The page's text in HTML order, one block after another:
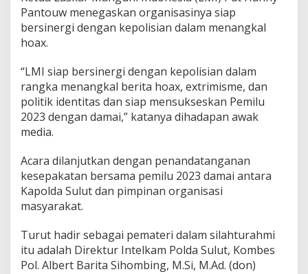
Pantouw menegaskan organisasinya siap
bersinergi dengan kepolisian dalam menangkal
hoax.
“LMI siap bersinergi dengan kepolisian dalam
rangka menangkal berita hoax, extrimisme, dan
politik identitas dan siap mensukseskan Pemilu
2023 dengan damai,” katanya dihadapan awak
media.
Acara dilanjutkan dengan penandatanganan
kesepakatan bersama pemilu 2023 damai antara
Kapolda Sulut dan pimpinan organisasi
masyarakat.
Turut hadir sebagai pemateri dalam silahturahmi
itu adalah Direktur Intelkam Polda Sulut, Kombes
Pol. Albert Barita Sihombing, M.Si, M.Ad. (don)